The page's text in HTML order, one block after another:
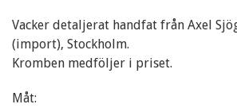
Vacker detaljerat handfat från Axel
(import), Stockholm.
Kromben medföljer i priset.
Måt: